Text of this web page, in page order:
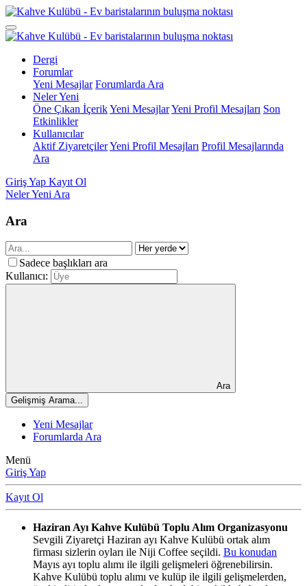
Dergi
Forumlar
Yeni Mesajlar Forumlarda Ara
Neler Yeni
Öne Çıkan İçerikYeni MesajlarYeni Profil Mesajları Son
Etkinlikler
Kullanıcılar
Aktif ZiyaretçilerYeni Profil Mesajları Profil Mesajlarında
Ara
Giriş Yap Kayıt Ol
Neler Yeni Ara
Ara
Sadece başlıkları ara
Kullanıcı:
Ara
Gelişmiş Arama...
Yeni Mesajlar
Forumlarda Ara
Menü
Giriş Yap
Kayıt Ol
Haziran Ayı Kahve Kulübü Toplu Alım Organizasyonu
Sevgili Ziyaretçi Haziran ayı Kahve Kulübü ortak alım
firması sizlerin oyları ile Niji Coffee seçildi. Bu konudan
Mayıs ayı toplu alımı ile ilgili gelişmeleri öğrenebilirsin.
Kahve Kulübü toplu alımı ve kulüp ile ilgili gelişmelerden,